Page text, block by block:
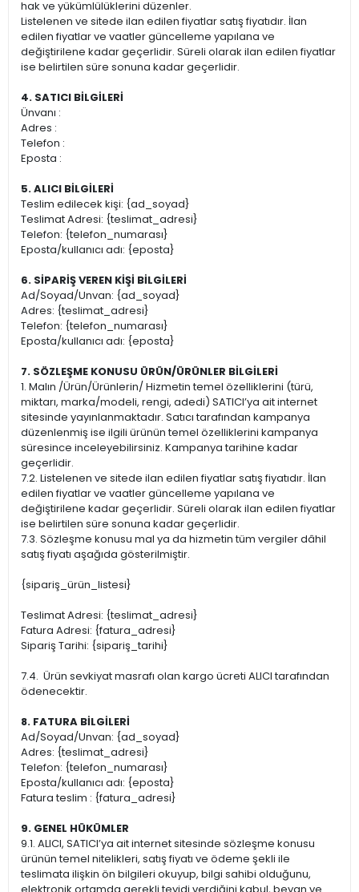
hak ve yükümlülüklerini düzenler.
Listelenen ve sitede ilan edilen fiyatlar satış fiyatıdır. İlan
edilen fiyatlar ve vaatler güncelleme yapılana ve
değiştirilene kadar geçerlidir. Süreli olarak ilan edilen fiyatlar
ise belirtilen süre sonuna kadar geçerlidir.
4. SATICI BİLGİLERİ
Ünvanı :
Adres :
Telefon :
Eposta :
5. ALICI BİLGİLERİ
Teslim edilecek kişi: {ad_soyad}
Teslimat Adresi: {teslimat_adresi}
Telefon: {telefon_numarası}
Eposta/kullanıcı adı: {eposta}
6. SİPARİŞ VEREN KİŞİ BİLGİLERİ
Ad/Soyad/Unvan: {ad_soyad}
Adres: {teslimat_adresi}
Telefon: {telefon_numarası}
Eposta/kullanıcı adı: {eposta}
7. SÖZLEŞME KONUSU ÜRÜN/ÜRÜNLER BİLGİLERİ
1. Malın /Ürün/Ürünlerin/ Hizmetin temel özelliklerini (türü,
miktarı, marka/modeli, rengi, adedi) SATICI’ya ait internet
sitesinde yayınlanmaktadır. Satıcı tarafından kampanya
düzenlenmiş ise ilgili ürünün temel özelliklerini kampanya
süresince inceleyebilirsiniz. Kampanya tarihine kadar
geçerlidir.
7.2. Listelenen ve sitede ilan edilen fiyatlar satış fiyatıdır. İlan
edilen fiyatlar ve vaatler güncelleme yapılana ve
değiştirilene kadar geçerlidir. Süreli olarak ilan edilen fiyatlar
ise belirtilen süre sonuna kadar geçerlidir.
7.3. Sözleşme konusu mal ya da hizmetin tüm vergiler dâhil
satış fiyatı aşağıda gösterilmiştir.
{sipariş_ürün_listesi}
Teslimat Adresi: {teslimat_adresi}
Fatura Adresi: {fatura_adresi}
Sipariş Tarihi: {sipariş_tarihi}
7.4. Ürün sevkiyat masrafı olan kargo ücreti ALICI tarafından
ödenecektir.
8. FATURA BİLGİLERİ
Ad/Soyad/Unvan: {ad_soyad}
Adres: {teslimat_adresi}
Telefon: {telefon_numarası}
Eposta/kullanıcı adı: {eposta}
Fatura teslim : {fatura_adresi}
9. GENEL HÜKÜMLER
9.1. ALICI, SATICI’ya ait internet sitesinde sözleşme konusu
ürünün temel nitelikleri, satış fiyatı ve ödeme şekli ile
teslimata ilişkin ön bilgileri okuyup, bilgi sahibi olduğunu,